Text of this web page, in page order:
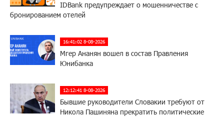
IDBank предупреждает о мошенничестве с
бронированием отелей
16:41:02 8-08-2026
Мгер Ананян вошел в состав Правления
Юнибанка
12:12:41 8-08-2026
Бывшие руководители Словакии требуют от
Никола Пашиняна прекратить политические